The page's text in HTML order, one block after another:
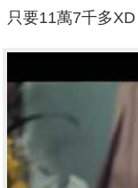
只要11萬7千多XD